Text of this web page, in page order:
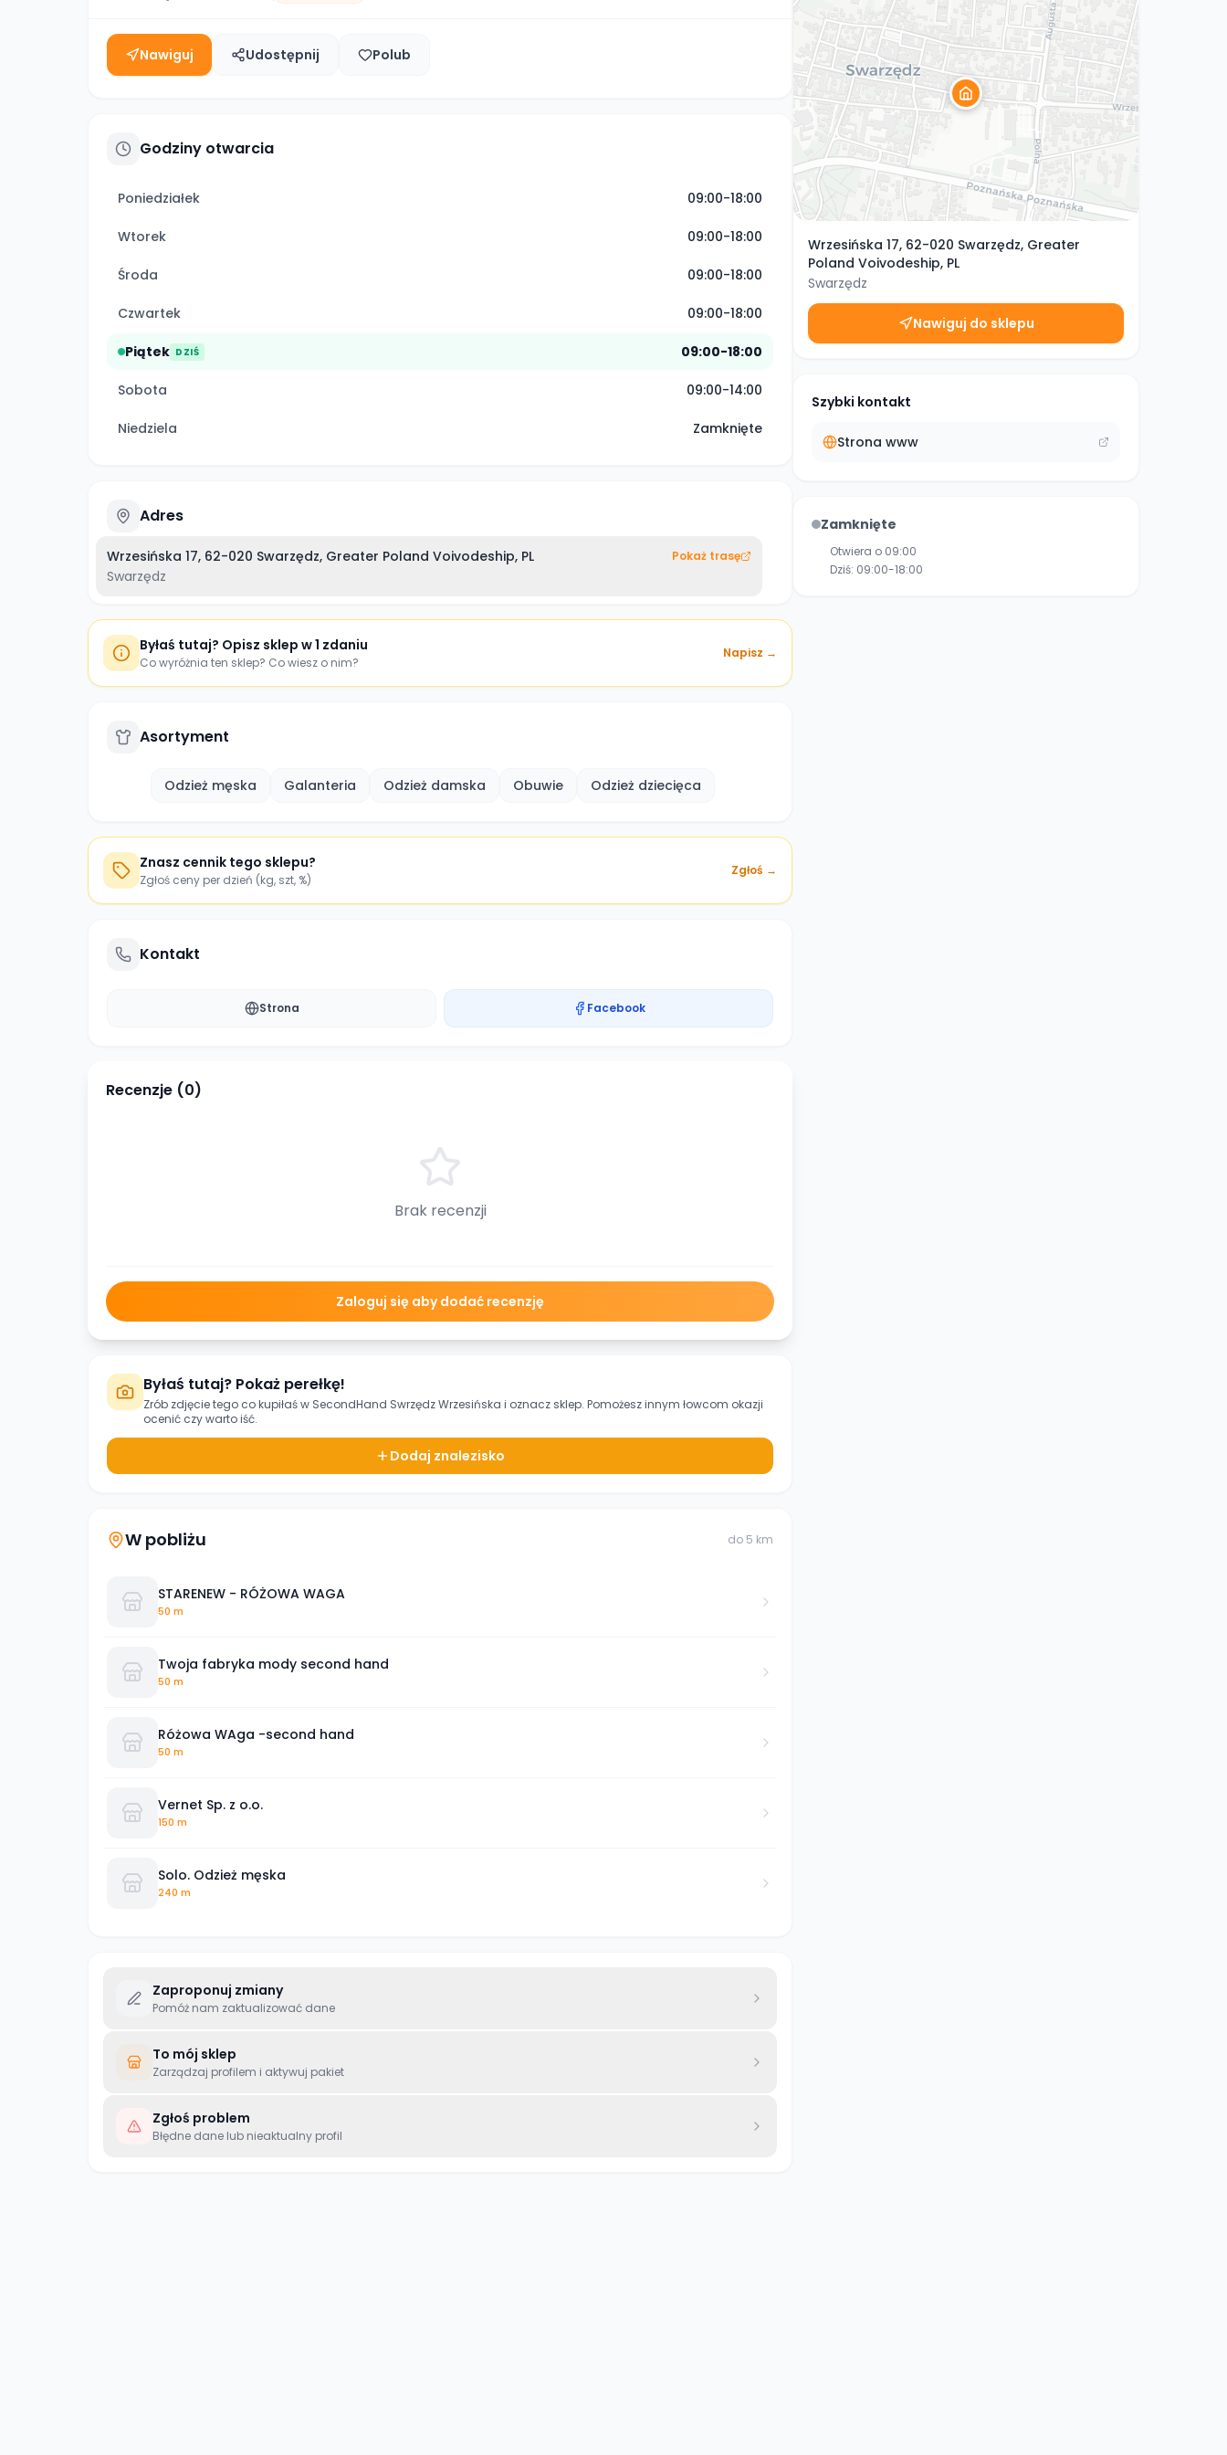
Nawiguj Udostępnij Polub
Godziny otwarcia
Poniedziałek 09:00-18:00
Wtorek 09:00-18:00
Środa 09:00-18:00
Czwartek 09:00-18:00
Piątek DZIŚ 09:00-18:00
Sobota 09:00-14:00
Niedziela Zamknięte
Adres
Wrzesińska 17, 62-020 Swarzędz, Greater Poland Voivodeship, PL
Swarzędz
Pokaż trasę
Byłaś tutaj? Opisz sklep w 1 zdaniu
Co wyróżnia ten sklep? Co wiesz o nim?
Napisz →
Asortyment
Odzież męska Galanteria Odzież damska Obuwie Odzież dziecięca
Znasz cennik tego sklepu?
Zgłoś ceny per dzień (kg, szt, %)
Zgłoś →
Kontakt
Strona Facebook
Recenzje (0)
Brak recenzji
Zaloguj się aby dodać recenzję
Byłaś tutaj? Pokaż perełkę!
Zrób zdjęcie tego co kupiłaś w SecondHand Swrzędz Wrzesińska i oznacz sklep. Pomożesz innym łowcom okazji
ocenić czy warto iść.
Dodaj znalezisko
W pobliżu do 5 km
STARENEW - RÓŻOWA WAGA
50 m
Twoja fabryka mody second hand
50 m
Różowa WAga -second hand
50 m
Vernet Sp. z o.o.
150 m
Solo. Odzież męska
240 m
Zaproponuj zmiany
Pomóż nam zaktualizować dane
To mój sklep
Zarządzaj profilem i aktywuj pakiet
Zgłoś problem
Błędne dane lub nieaktualny profil
Wrzesińska 17, 62-020 Swarzędz, Greater
Poland Voivodeship, PL
Swarzędz
Nawiguj do sklepu
Szybki kontakt
Strona www
Zamknięte
Otwiera o 09:00
Dziś: 09:00-18:00